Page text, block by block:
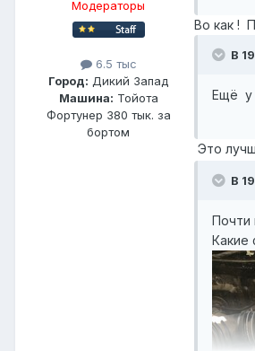
Модераторы
6.5 тыс
Город: Дикий Запад
Машина: Тойота
Фортунер 380 тык. за
бортом
Во как !
В
Ещё у
Это
В
Почти
Какие